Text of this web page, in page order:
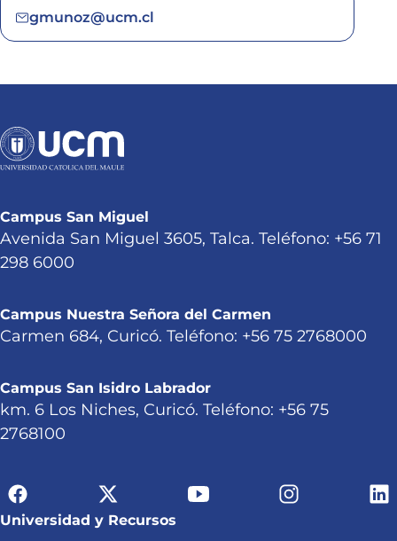
gmunoz@ucm.cl
Campus San Miguel
Avenida San Miguel 3605, Talca. Teléfono: +56 71
298 6000
Campus Nuestra Señora del Carmen
Carmen 684, Curicó. Teléfono: +56 75 2768000
Campus San Isidro Labrador
km. 6 Los Niches, Curicó. Teléfono: +56 75
2768100
Universidad y Recursos